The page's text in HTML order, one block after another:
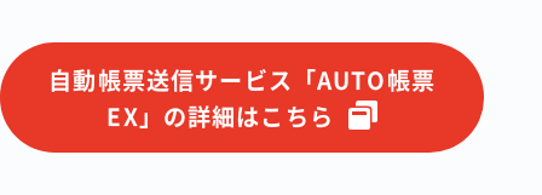
自動帳票送信サービス「AUTO帳票
EX」の詳細はこちら